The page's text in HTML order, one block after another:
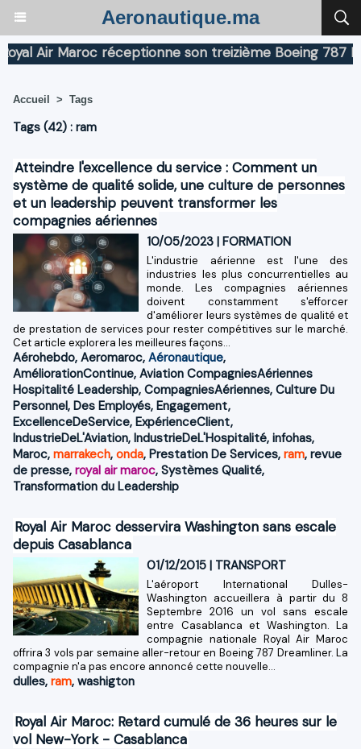
Aeronautique.ma
Air Maroc réceptionne son treizième Boeing 787
Accueil > Tags
Tags (42) : ram
Atteindre l'excellence du service : Comment un
système de qualité solide, une culture de personnes
et un leadership peuvent transformer les
compagnies aériennes
10/05/2023 |FORMATION
L'industrie aérienne est l'une des
industries les plus concurrentielles au
monde. Les compagnies aériennes
doivent constamment s'efforcer
d'améliorer leurs systèmes de qualité et
de prestation de services pour rester compétitives sur le marché.
Cet article explorera les meilleures façons...
Aérohebdo, Aeromaroc, Aéronautique,
AméliorationContinue, Aviation CompagniesAériennes
Hospitalité Leadership, CompagniesAériennes, Culture Du
Personnel, Des Employés, Engagement,
ExcellenceDeService, ExpérienceClient,
IndustrieDeL'Aviation, IndustrieDeL'Hospitalité, infohas,
Maroc, marrakech, onda, Prestation De Services, ram, revue
de presse, royal air maroc, Systèmes Qualité,
Transformation du Leadership
Royal Air Maroc desservira Washington sans escale
depuis Casablanca
01/12/2015 | TRANSPORT
L'aéroport International Dulles-
Washington accueillera à partir du 8
Septembre 2016 un vol sans escale
entre Casablanca et Washington. La
compagnie nationale Royal Air Maroc
offrira 3 vols par semaine aller-retour en Boeing 787 Dreamliner. La
compagnie n'a pas encore annoncé cette nouvelle...
dulles, ram, washigton
Royal Air Maroc: Retard cumulé de 36 heures sur le
vol New-York - Casablanca